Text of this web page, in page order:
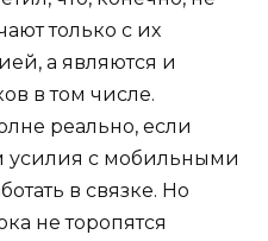
только с их
а являются и
в том числе.
реально, если
усилия с мобильными
в связке. Но
не торопятся